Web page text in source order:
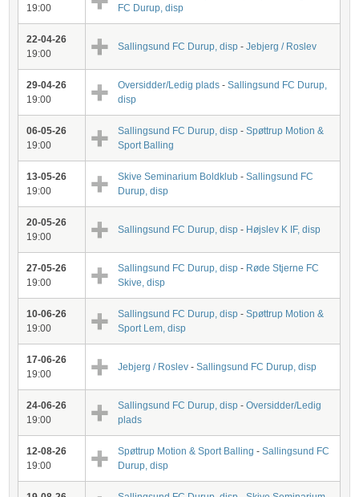
19:00
FC Durup, disp
22-04-26
19:00
Sallingsund FC Durup, disp -Jebjerg / Roslev
29-04-26
19:00
Oversidder/Ledig plads -Sallingsund FC Durup,
disp
06-05-26
19:00
Sallingsund FC Durup, disp -Spøttrup Motion &
Sport Balling
13-05-26
19:00
Skive Seminarium Boldklub -Sallingsund FC
Durup, disp
20-05-26
19:00
Sallingsund FC Durup, disp - Højslev K IF, disp
27-05-26
19:00
Sallingsund FC Durup, disp - Røde Stjerne FC
Skive, disp
10-06-26
19:00
Sallingsund FC Durup, disp -Spøttrup Motion &
Sport Lem, disp
17-06-26
19:00
Jebjerg / Roslev -Sallingsund FC Durup, disp
24-06-26
19:00
Sallingsund FC Durup, disp -Oversidder/Ledig
plads
12-08-26
19:00
Spøttrup Motion & Sport Balling -Sallingsund FC
Durup, disp